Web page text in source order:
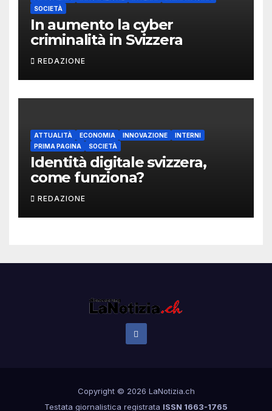
SOCIETÀ
In aumento la cyber
criminalità in Svizzera
REDAZIONE
ATTUALITÀ ECONOMIA INNOVAZIONE
INTERNI
PRIMA PAGINA
SOCIETÀ
Identità digitale svizzera,
come funziona?
REDAZIONE
Copyright © 2026 LaNotizia.ch
Testata giornalistica registrata ISSN 1663-1765